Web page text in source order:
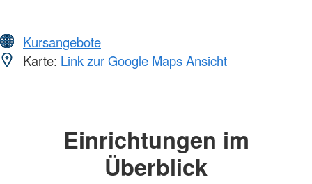
Kursangebote
Karte: Link zur Google Maps Ansicht
Einrichtungen im
Überblick